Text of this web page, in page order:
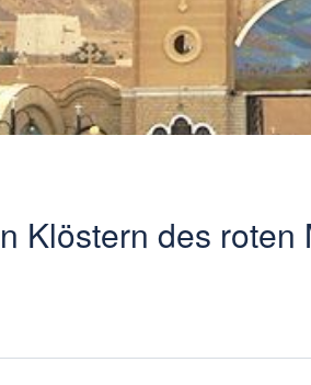
Klöstern des roten